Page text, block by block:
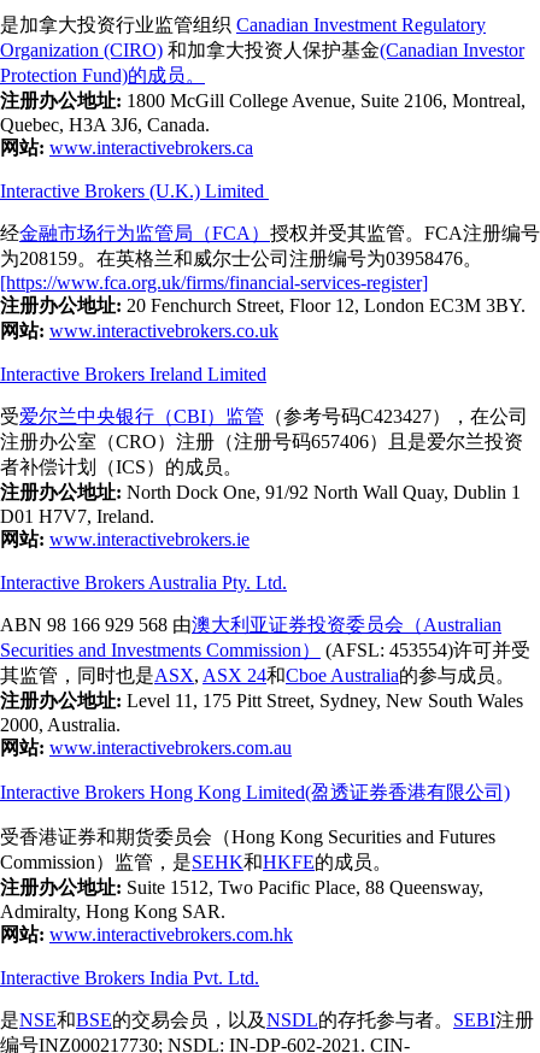
是加拿大投资行业监管组织 Canadian Investment Regulatory
Organization (CIRO) 和加拿大投资人保护基金(Canadian Investor
Protection Fund)的成员。
注册办公地址: 1800 McGill College Avenue, Suite 2106, Montreal,
Quebec, H3A 3J6, Canada.
网站: www.interactivebrokers.ca
Interactive Brokers (U.K.) Limited
经金融市场行为监管局（FCA） 授权并受其监管。FCA注册编号
为208159。在英格兰和威尔士公司注册编号为03958476。
[https://www.fca.org.uk/firms/financial-services-register]
注册办公地址: 20 Fenchurch Street, Floor 12, London EC3M 3BY.
网站: www.interactivebrokers.co.uk
Interactive Brokers Ireland Limited
受爱尔兰中央银行（CBI）监管 （参考号码C423427），在公司
注册办公室（CRO）注册（注册号码657406）且是爱尔兰投资
者补偿计划（ICS）的成员。
注册办公地址: North Dock One, 91/92 North Wall Quay, Dublin 1
D01 H7V7, Ireland.
网站: www.interactivebrokers.ie
Interactive Brokers Australia Pty. Ltd.
ABN 98 166 929 568 由澳大利亚证券投资委员会（Australian
Securities and Investments Commission）
(AFSL: 453554)许可并受
其监管，同时也是ASX, ASX 24和Cboe Australia的参与成员。
注册办公地址: Level 11, 175 Pitt Street, Sydney, New South Wales
2000, Australia.
网站: www.interactivebrokers.com.au
Interactive Brokers Hong Kong Limited(盈透证券香港有限公司)
受香港证券和期货委员会（Hong Kong Securities and Futures
Commission）监管，是SEHK和HKFE的成员。
注册办公地址: Suite 1512, Two Pacific Place, 88 Queensway,
Admiralty, Hong Kong SAR.
网站: www.interactivebrokers.com.hk
Interactive Brokers India Pvt. Ltd.
是NSE和BSE的交易会员，以及NSDL的存托参与者。 SEBI注册
编号INZ000217730; NSDL: IN-DP-602-2021. CIN-